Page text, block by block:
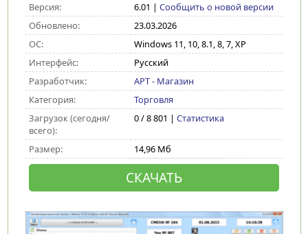
Версия:
6.01 | Сообщить о новой версии
Обновлено:
23.03.2026
ОС:
Windows 11, 10, 8.1, 8, 7, XP
Интерфейс:
Русский
Разработчик:
АРТ - Магазин
Категория:
Торговля
Загрузок (сегодня/
всего):
0 / 8 801 | Статистика
Размер: 14,96 Мб
СКАЧАТЬ